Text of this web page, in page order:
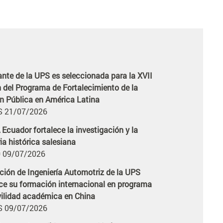
de la UPS es seleccionada para la XVII
del Programa de Fortalecimiento de la
Pública en América Latina
21/07/2026
Ecuador fortalece la investigación y la
histórica salesiana
09/07/2026
de Ingeniería Automotriz de la UPS
su formación internacional en programa
académica en China
09/07/2026